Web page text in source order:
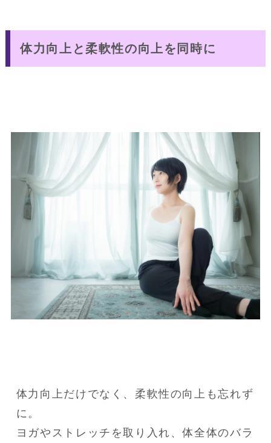
体力向上と柔軟性の向上を同時に
体力向上だけでなく、柔軟性の向上も忘れず
に。
ヨガやストレッチを取り入れ、体全体のバラ